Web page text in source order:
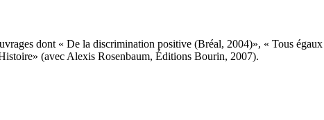
dont « De la discrimination positive (Bréal, 2004)», « Tous
(avec Alexis Rosenbaum, Éditions Bourin, 2007).